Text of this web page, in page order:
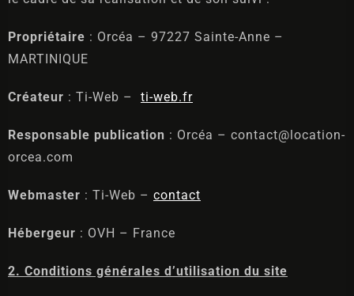
Propriétaire : Orcéa – 97227 Sainte-Anne –
MARTINIQUE
Créateur : Ti-Web – ti-web.fr
Responsable publication : Orcéa – contact@location-
orcea.com
Webmaster : Ti-Web – contact
Hébergeur : OVH – France
2. Conditions générales d’utilisation du site